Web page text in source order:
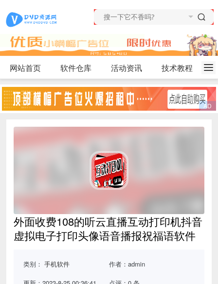
网站首页 软件仓库 活动资讯 技术教程
外面收费108的听云直播互动打印机抖音
虚拟电子打印头像语音播报祝福语软件
类别：手机软件 作者：admin